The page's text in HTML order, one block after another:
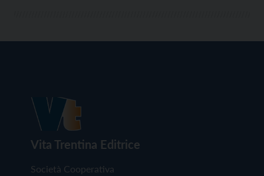
Vita Trentina Editrice
Società Cooperativa